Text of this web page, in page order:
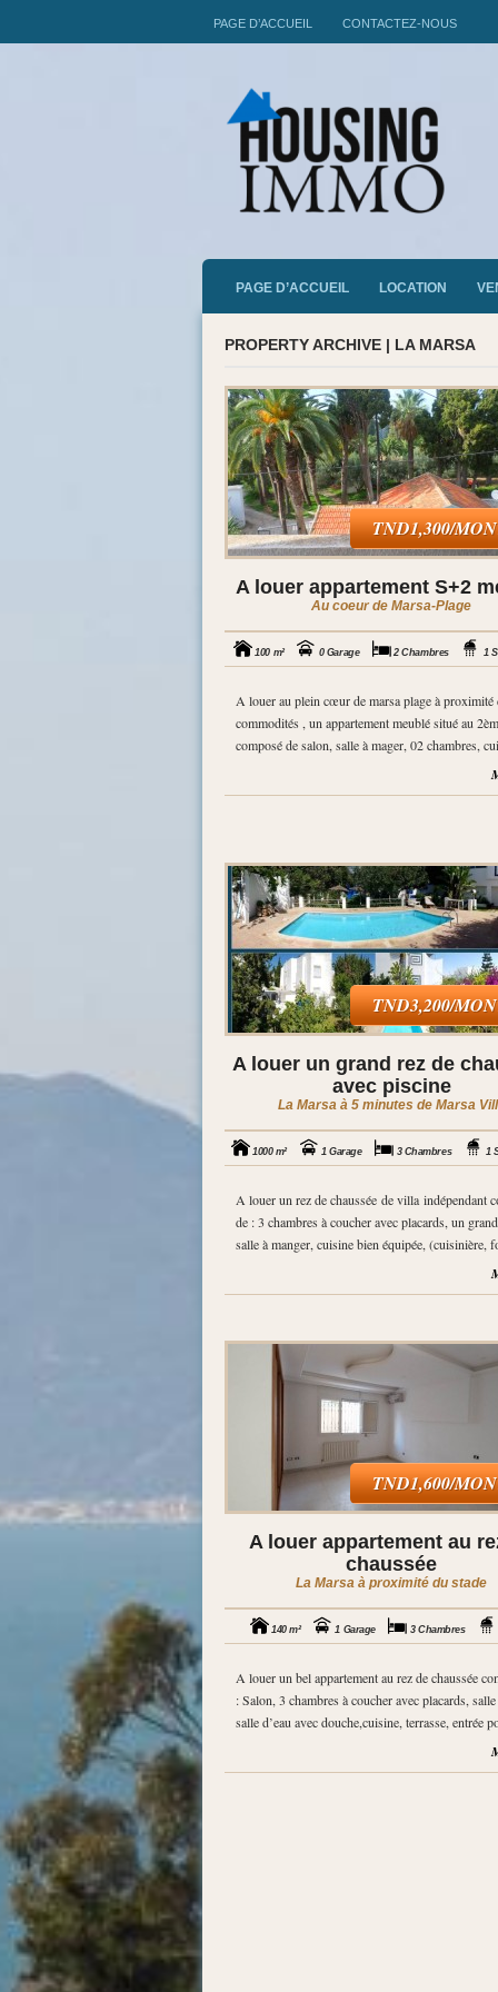
PAGE D’ACCUEIL CONTACTEZ-NOUS
PAGE D’ACCUEIL LOCATION
PROPERTY ARCHIVE | LA MARSA
TND1,300/
A louer appartement S+2
Au coeur de Marsa-Plage
100 m² 0 Garage 2 Chambres 1
A louer au plein cœur de marsa plage à proximité
commodités , un appartement meublé situé au
composé de salon, salle à mager, 02 chambres,
TND3,200/
A louer un grand rez de
avec piscine
La Marsa à 5 minutes de Marsa
1000 m² 1 Garage 3 Chambres 1
A louer un rez de chaussée de villa indépendant
de : 3 chambres à coucher avec placards, un
salle à manger, cuisine bien équipée, (cuisinière,
TND1,600/
A louer appartement au
chaussée
La Marsa à proximité du stade
140 m² 1 Garage 3 Chambres
A louer un bel appartement au rez de chaussée
: Salon, 3 chambres à coucher avec placards,
salle d’eau avec douche,cuisine, terrasse, entrée